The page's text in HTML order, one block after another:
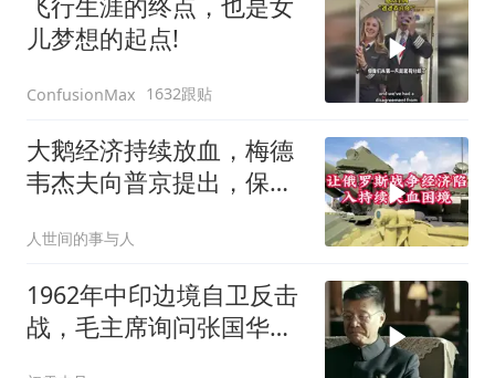
儿梦想的起点!
ConfusionMax 1632跟贴
大鹅经济持续放血，梅德
韦杰夫向普京提出，保住
人世间的事与人
1962年中印边境自卫反击
战，毛主席询问张国华能